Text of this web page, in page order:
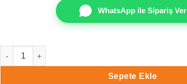
WhatsApp ile Sipariş Ver
Vertu Onyx 6000-4 Duvar Kağıdı adet
Sepete Ekle